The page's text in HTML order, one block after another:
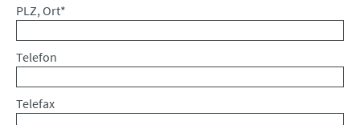
Pflichtfeld
PLZ, Ort*
Telefon
Telefax